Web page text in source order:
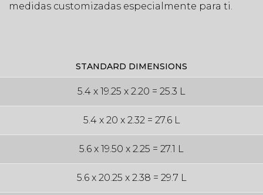
medidas customizadas especialmente para ti.
STANDARD DIMENSIONS
5.4 x 19.25 x 2.20 = 25.3 L
5.4 x 20 x 2.32 = 27.6 L
5.6 x 19.50 x 2.25 = 27.1 L
5.6 x 20.25 x 2.38 = 29.7 L